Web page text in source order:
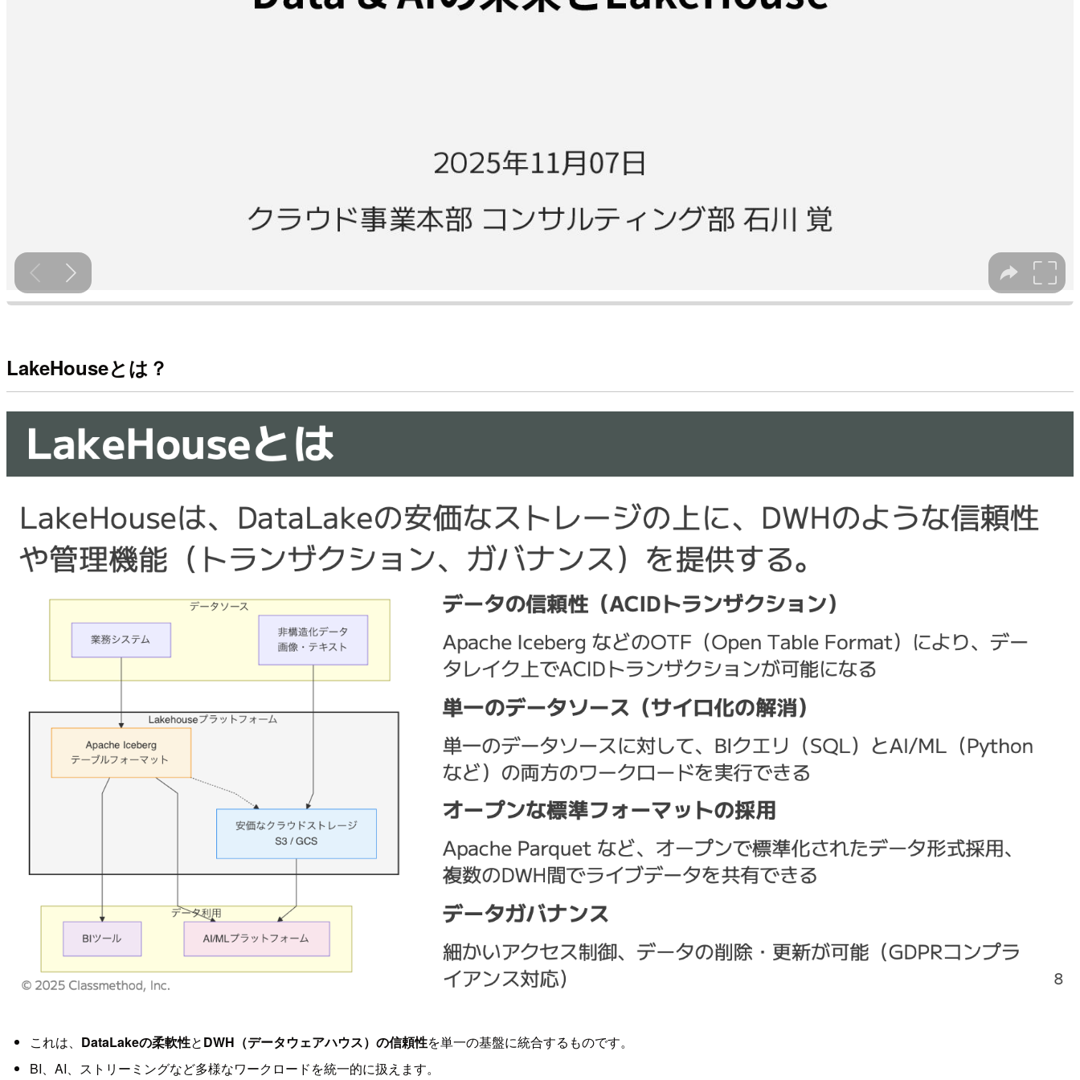
LakeHouseとは？
これは、 DataLakeの柔軟性とDWH（データウェアハウス）の信頼性を単一の基盤に統合するものです。
BI、AI、ストリーミングなど多様なワークロードを統一的に扱えます。